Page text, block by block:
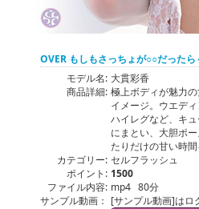
OVER もしもさっちょが○○だったら
モデル名: 大貫彩香
商品詳細: 極上ボディが魅力
イメージ。ウエディ
ハイレグなど、キ
にまとい、大胆ポ
たりだけの甘い時
カテゴリー: セルフラッシュ
ポイント: 1500
ファイル内容: mp4 80分
サンプル動画： [サンプル動画]はロ